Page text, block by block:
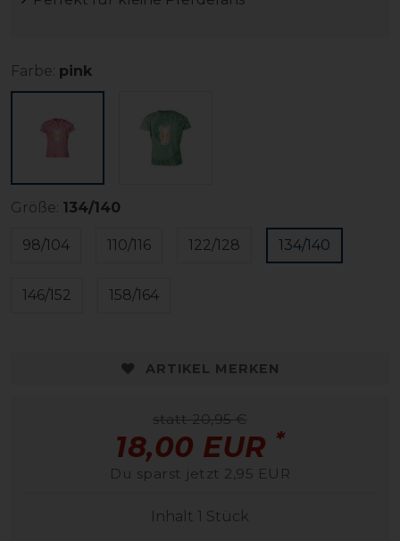
Farbe: pink
Größe: 134/140
98/104 110/116 122/128 134/140
146/152 158/164
ARTIKEL MERKEN
statt 20,95 €
18,00 EUR *
Du sparst jetzt 2,95 EUR
Inhalt 1 Stück